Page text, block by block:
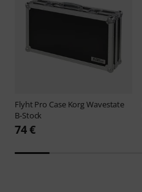
Flyht Pro Case Korg Wavestate
B-Stock
74 €